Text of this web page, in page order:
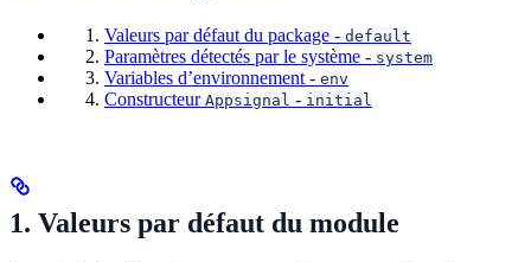
Valeurs par défaut du package - default
Paramètres détectés par le système - system
Variables d’environnement - env
Constructeur Appsignal - initial
1. Valeurs par défaut du module